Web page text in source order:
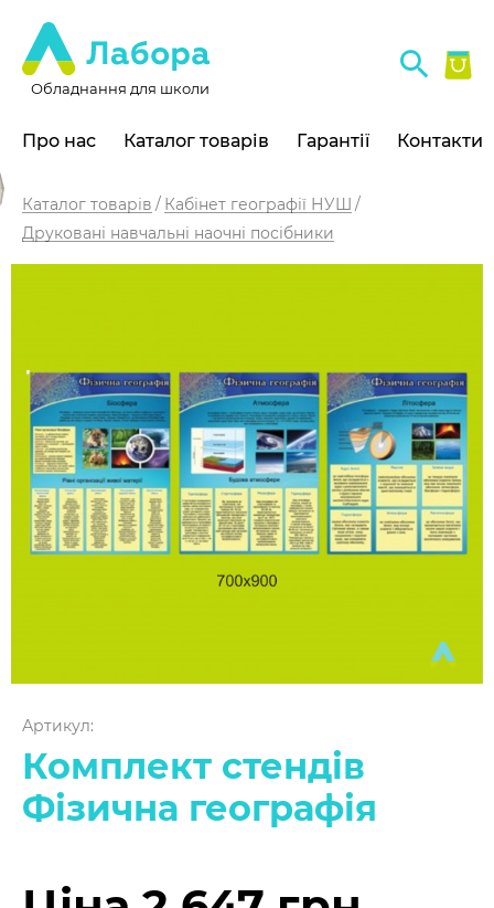
Обладнання для школи
Про нас Каталог товарів Гарантії Контакти
Каталог товарів
Кабінет географії НУШ
Друковані навчальні наочні посібники
Артикул:
Комплект стендів
Фізична географія